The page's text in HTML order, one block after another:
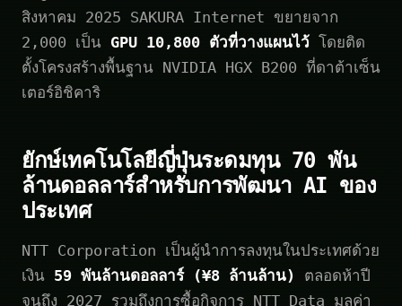
สิงหาคม 2025 SAKURA Internet ขยายจาก
2,000 เป็น GPU 10,800 ตัวที่วางแผนไว้ โดยติด
ตั้งโครงสร้างพื้นฐาน NVIDIA HGX B200 ที่ดาต้าเซ็น
เตอร์อิชิคาริ
ยักษ์เทคโนโลยีญี่ปุ่นระดมทุน 70 พัน
ล้านดอลลาร์สำหรับการพัฒนา AI ของ
ประเทศ
NTT Corporation เป็นผู้นำการลงทุนในประเทศด้วย
เงิน 59 พันล้านดอลลาร์ (¥8 ล้านล้าน)
ตลอดห้าปี
จนถึง 2027 รวมถึงการซื้อกิจการ NTT Data มูลค่า